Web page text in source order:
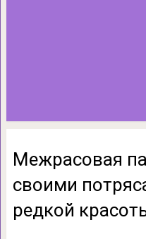
Межрасовая
своими
редкой